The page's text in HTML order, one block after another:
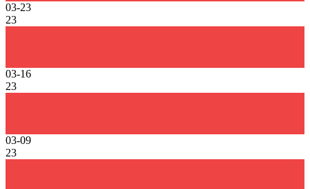
03-23
23
03-16
23
03-09
23